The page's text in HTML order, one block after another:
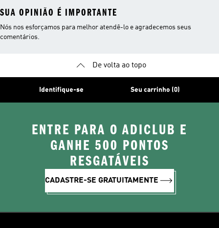
SUA OPINIÃO É IMPORTANTE
Nós nos esforçamos para melhor atendê-lo e agradecemos seus
comentários.
De volta ao topo
Identifique-se Seu carrinho (0)
ENTRE PARA O ADICLUB E
GANHE 500 PONTOS
RESGATÁVEIS
CADASTRE-SE GRATUITAMENTE